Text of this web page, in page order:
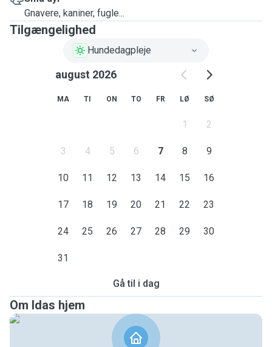
Gnavere, kaniner, fugle...
Tilgængelighed
Hundedagpleje
august 2026
MA TI ON TO FR LØ SØ
1 2
3 4 5 6 7 8 9
10 11 12 13 14 15 16
17 18 19 20 21 22 23
24 25 26 27 28 29 30
31
Gå til i dag
Om Idas hjem